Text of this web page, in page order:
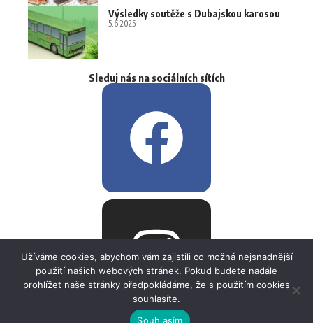
Výsledky soutěže s Dubajskou karosou
5.6.2025
Sleduj nás na sociálních sítích
Užíváme cookies, abychom vám zajistili co možná nejsnadnější
použití našich webových stránek. Pokud budete nadále
prohlížet naše stránky předpokládáme, že s použitím cookies
souhlasíte.
Souhlasím